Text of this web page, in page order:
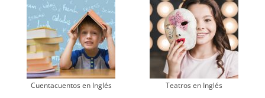
Cuentacuentos en Inglés Teatros en Inglés